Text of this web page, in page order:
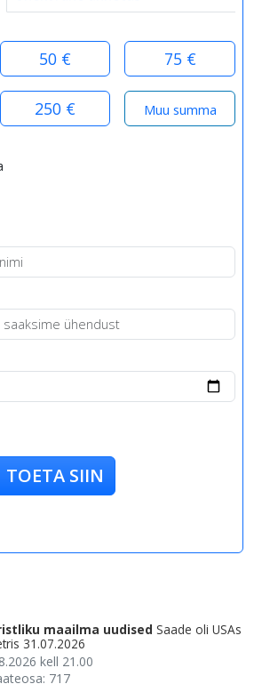
50 € 75 €
250 €
TOETA SIIN
maailma uudised Saade oli USAs
31.07.2026
kell 21.00
717